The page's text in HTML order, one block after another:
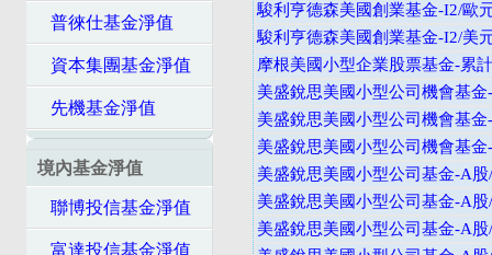
普徠仕基金淨值
資本集團基金淨值
先機基金淨值
境內基金淨值
聯博投信基金淨值
富達投信基金淨值
駿利亨德森美國創業基金-I2/歐
駿利亨德森美國創業基金-I2/美
摩根美國小型企業股票基金-累
美盛銳思美國小型公司機會基
美盛銳思美國小型公司機會基
美盛銳思美國小型公司機會基
美盛銳思美國小型公司基金-A
美盛銳思美國小型公司基金-A
美盛銳思美國小型公司基金-A